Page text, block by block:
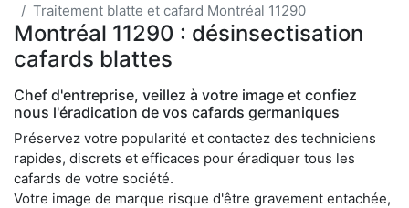
Traitement blatte et cafard Montréal 11290
Montréal 11290 : désinsectisation
cafards blattes
Chef d'entreprise, veillez à votre image et confiez
nous l'éradication de vos cafards germaniques
Préservez votre popularité et contactez des techniciens
rapides, discrets et efficaces pour éradiquer tous les
cafards de votre société.
Votre image de marque risque d'être gravement entachée,